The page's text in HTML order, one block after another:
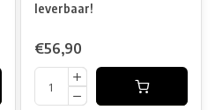
leverbaar!
€56,90